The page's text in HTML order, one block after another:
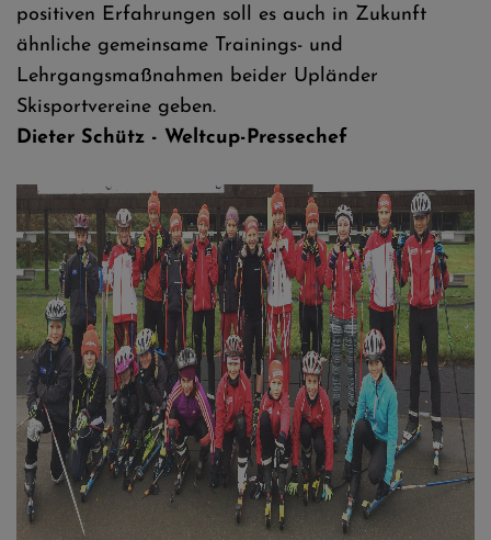
positiven Erfahrungen soll es auch in Zukunft
ähnliche gemeinsame Trainings- und
Lehrgangsmaßnahmen beider Upländer
Skisportvereine geben.
Dieter Schütz - Weltcup-Pressechef